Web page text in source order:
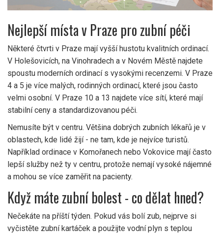
Nejlepší místa v Praze pro zubní péči
Některé čtvrti v Praze mají vyšší hustotu kvalitních ordinací.
V Holešovicích, na Vinohradech a v Novém Městě najdete
spoustu moderních ordinací s vysokými recenzemi. V Praze
4 a 5 je více malých, rodinných ordinací, které jsou často
velmi osobní. V Praze 10 a 13 najdete více sítí, které mají
stabilní ceny a standardizovanou péči.
Nemusíte být v centru. Většina dobrých zubních lékařů je v
oblastech, kde lidé žijí - ne tam, kde je nejvíce turistů.
Například ordinace v Komořanech nebo Vokovice mají často
lepší služby než ty v centru, protože nemají vysoké nájemné
a mohou se více zaměřit na pacienty.
Když máte zubní bolest - co dělat hned?
Nečekáte na příští týden. Pokud vás bolí zub, nejprve si
vyčistěte zubní kartáček a použijte vodní plyn s teplou